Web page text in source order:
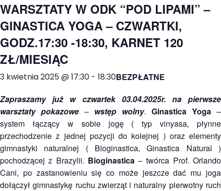
WARSZTATY W ODK “POD LIPAMI” –
GINASTICA YOGA – CZWARTKI,
GODZ.17:30 -18:30, KARNET 120
ZŁ/MIESIĄC
3 kwietnia 2025 @ 17:30 - 18:30BEZPŁATNE
Zapraszamy już w czwartek 03.04.2025r. na pierwsze
warsztaty pokazowe –wstęp wolny. Ginastica Yoga –
system łączący w sobie jogę ( typ vinyasa, płynne
przechodzenie z jednej pozycji do kolejnej ) oraz elementy
gimnastyki naturalnej ( Bioginastica, Ginastica Natural )
pochodzącej z Brazylii. Bioginastica– twórca Prof. Orlando
Cani, po zastanowieniu się co może jeszcze dać mu joga
dołączył gimnastykę ruchu zwierząt i naturalny pierwotny ruch